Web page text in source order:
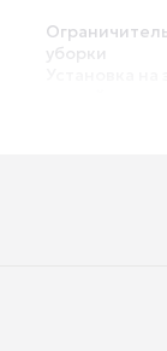
уборки